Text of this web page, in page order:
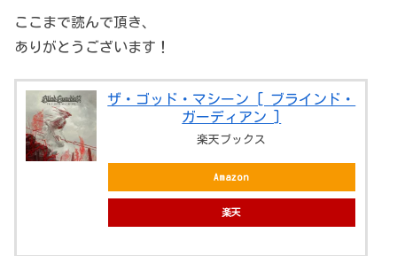
ここまで読んで頂き、
ありがとうございます！
ザ・ゴッド・マシーン [ ブラインド・
ガーディアン ]
楽天ブックス
Amazon
楽天